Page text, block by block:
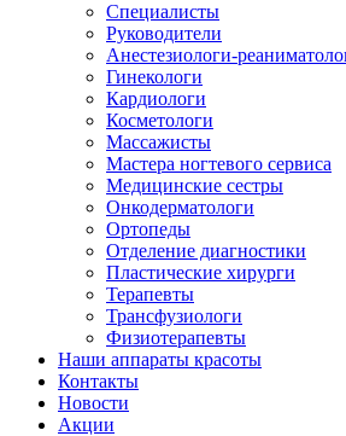
Специалисты
Руководители
Анестезиологи-
Гинекологи
Кардиологи
Косметологи
Массажисты
Мастера ногтевого сервиса
Медицинские сестры
Онкодерматологи
Ортопеды
Отделение диагностики
Пластические хирурги
Терапевты
Трансфузиологи
Физиотерапевты
Наши аппараты красоты
Контакты
Новости
Акции